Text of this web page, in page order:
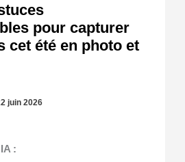
pour capturer
cet été en photo et
juin 2026
: